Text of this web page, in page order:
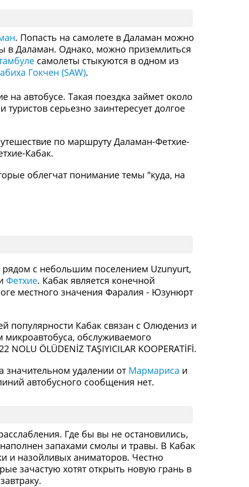
. Попасть на самолете в Даламан можно
в Даламан. Однако, можно приземлиться
самолеты стыкуются в одном из
Гокчен (SAW).
на автобусе. Такая поездка займет около
серьезно заинтересует долгое
по маршруту Даламан-Фетхие-
Кабак.
облегчат понимание темы "куда, на
рядом с небольшим поселением Uzunyurt,
Фетхие. Кабак является конечной
местного значения Фаралия - Юзунюрт
популярности Кабак связан с Олюдениз и
обслуживаемого
NOLU ÖLÜDENİZ TAŞIYICILAR KOOPERATİFİ.
значительном удалении от Мармариса и
автобусного сообщения нет.
Где бы вы не остановились,
запахами смолы и травы. В Кабак
и назойливых аниматоров. Честно
зачастую хотят открыть новую грань в